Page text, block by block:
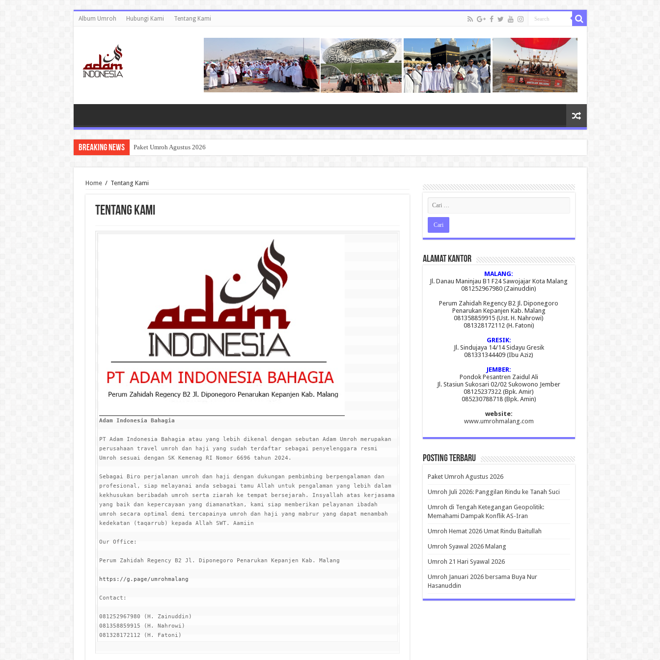
Album Umroh Hubungi Kami Tentang Kami
Breaking News Paket Umroh Agustus 2026
Home / Tentang Kami
Tentang Kami
Adam Indonesia Bahagia
PT Adam Indonesia Bahagia atau yang lebih dikenal dengan sebutan Adam Umroh merupakan
perusahaan travel umroh dan haji yang sudah terdaftar sebagai penyelenggara resmi
Umroh sesuai dengan SK Kemenag RI Nomor 6696 tahun 2024.
Sebagai Biro perjalanan umroh dan haji dengan dukungan pembimbing berpengalaman dan
profesional, siap melayanai anda sebagai tamu Allah untuk pengalaman yang lebih dalam
kekhusukan beribadah umroh serta ziarah ke tempat bersejarah. Insyallah atas kerjasama
yang baik dan kepercayaan yang diamanatkan, kami siap memberikan pelayanan ibadah
umroh secara optimal demi tercapainya umroh dan haji yang mabrur yang dapat menambah
kedekatan (taqarrub) kepada Allah SWT. Aamiin
Our Office:
Perum Zahidah Regency B2 Jl. Diponegoro Penarukan Kepanjen Kab. Malang
https://g.page/umrohmalang
Contact:
081252967980 (H. Zainuddin)
081358859915 (H. Nahrowi)
Alamat Kantor
MALANG:
Jl. Danau Maninjau B1 F24 Sawojajar Kota Malang
081252967980 (Zainuddin)
Perum Zahidah Regency B2 Jl. Diponegoro
Penarukan Kepanjen Kab. Malang
081358859915 (Ust. H. Nahrowi)
081328172112 (H. Fatoni)
GRESIK:
Jl. Sindujaya 14/14 Sidayu Gresik
081331344409 (Ibu Aziz)
JEMBER:
Pondok Pesantren Zaidul Ali
Jl. Stasiun Sukosari 02/02 Sukowono Jember
08125237322 (Bpk. Amir)
085230788718 (Bpk. Amin)
website:
www.umrohmalang.com
Posting Terbaru
Paket Umroh Agustus 2026
Umroh Juli 2026: Panggilan Rindu ke Tanah Suci
Umroh di Tengah Ketegangan Geopolitik:
Memahami Dampak Konflik AS-Iran
Umroh Hemat 2026 Umat Rindu Baitullah
Umroh Syawal 2026 Malang
Umroh 21 Hari Syawal 2026
Umroh Januari 2026 bersama Buya Nur
Hasanuddin